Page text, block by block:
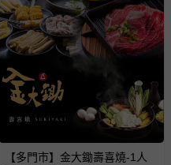
【多門市】金大鋤壽喜燒-1人